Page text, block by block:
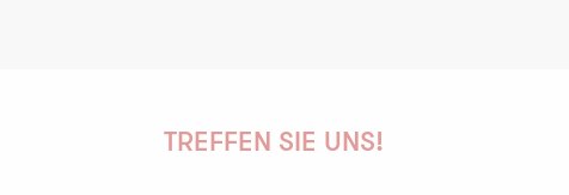
TREFFEN SIE UNS!